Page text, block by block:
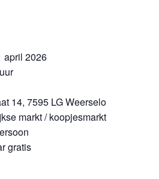
april 2026
14, 7595 LG Weerselo
markt / koopjesmarkt
gratis